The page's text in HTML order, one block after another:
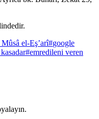
el-Eş’arî#google
#emredileni veren